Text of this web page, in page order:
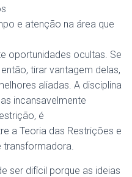
e atenção na área que
oportunidades ocultas. Se
tirar vantagem delas,
aliadas. A disciplina
incansavelmente
é
a Teoria das Restrições e
transformadora.
ser difícil porque as ideias